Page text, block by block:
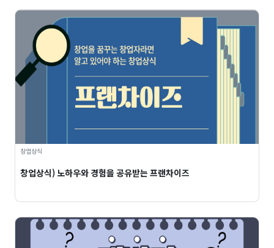
창업상식
창업상식) 노하우와 경험을 공유받는 프랜차이즈